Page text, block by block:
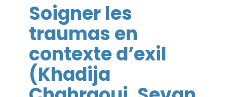
Changement (LPPC)
Contact & accès
Thématiques de recherche
L’étude des processus expérientiels
L’étude des processus d’ajustement
L’étude des processus psychothérapeutiques
Membres
Enseignants-Chercheurs
Doctorants
Post-doctorants
Jeunes docteurs
Chercheurs associés
Publications
Ouvrages
Articles
Soigner les
traumas en
contexte d’exil
(Khadija